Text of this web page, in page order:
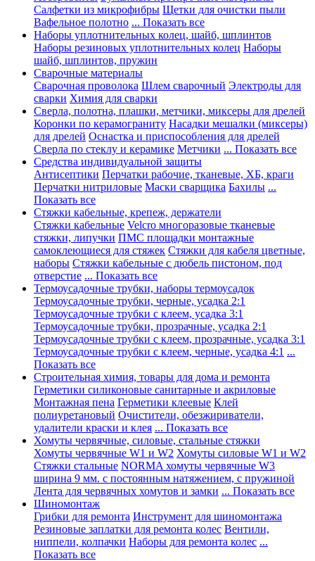
Салфетки из микрофибры Щетки для очистки пыли
Вафельное полотно ... Показать все
Наборы уплотнительных колец, шайб, шплинтов
Наборы резиновых уплотнительных колец Наборы
шайб, шплинтов, пружин
Сварочные материалы
Сварочная проволока Шлем сварочный Электроды для
сварки Химия для сварки
Сверла, полотна, плашки, метчики, миксеры для дрелей
Коронки по керамограниту Насадки мешалки (миксеры)
для дрелей Оснастка и приспособления для дрелей
Сверла по стеклу и керамике Метчики ... Показать все
Средства индивидуальной защиты
Антисептики Перчатки рабочие, тканевые, ХБ, краги
Перчатки нитриловые Маски сварщика Бахилы ...
Показать все
Стяжки кабельные, крепеж, держатели
Стяжки кабельные Velcro многоразовые тканевые
стяжки, липучки ПМС площадки монтажные
самоклеющиеся для стяжек Стяжки для кабеля цветные,
наборы Стяжки кабельные с дюбель пистоном, под
отверстие ... Показать все
Термоусадочные трубки, наборы термоусадок
Термоусадочные трубки, черные, усадка 2:1
Термоусадочные трубки с клеем, усадка 3:1
Термоусадочные трубки, прозрачные, усадка 2:1
Термоусадочные трубки с клеем, прозрачные, усадка 3:1
Термоусадочные трубки с клеем, черные, усадка 4:1 ...
Показать все
Строительная химия, товары для дома и ремонта
Герметики силиконовые санитарные и акриловые
Монтажная пена Герметики клеевые Клей
полиуретановый Очистители, обезжириватели,
удалители краски и клея ... Показать все
Хомуты червячные, силовые, стальные стяжки
Хомуты червячные W1 и W2 Хомуты силовые W1 и W2
Стяжки стальные NORMA хомуты червячные W3
ширина 9 мм. с постоянным натяжением, с пружиной
Лента для червячных хомутов и замки ... Показать все
Шиномонтаж
Грибки для ремонта Инструмент для шиномонтажа
Резиновые заплатки для ремонта колес Вентили,
ниппели, колпачки Наборы для ремонта колес ...
Показать все